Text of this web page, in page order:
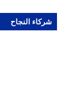
شركاء النجاح